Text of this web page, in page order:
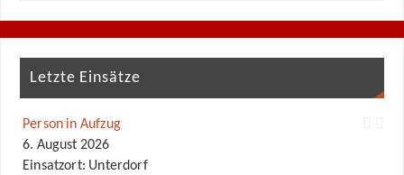
Letzte Einsätze
Person in Aufzug
6. August 2026
Einsatzort: Unterdorf